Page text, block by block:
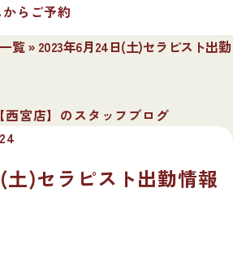
らご予約
覧» 2023年6月24日(土)セラピスト出勤
宮店】のスタッフブログ
土)セラピスト出勤情報